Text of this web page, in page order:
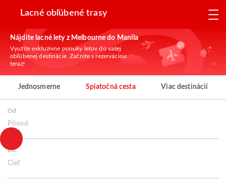
Lacné obľúbené trasy
Nájdite lacné lety z Melbourne do Manila
Využite exkluzívne ponuky letov do vašej
obľúbenej destinácie. Začnite s rezerváciou
teraz!
Jednosmerne Spiatočná cesta Viac destinácií
Od
Pôvod
Do
Cieľ